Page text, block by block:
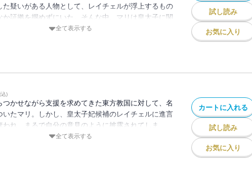
た疑いがある人物として、レイチェルが浮上するもの
か証拠を掴めずにいた。そんな中、マリは皇太子に関
夢を見てしまう。胸のざわめきが収まらぬまま、猛獣
全て表示する
試し読み
お気に入り
込)
つかせながら支援を求めてきた東方教国に対して、名
いたマリ。しかし、皇太子妃候補のレイチェルに進言
われ、まるで自分の意見のように披露されてしま
ところが、マリのサポートに気づいた皇太子が「本当
全て表示する
カートに入れる
試し読み
お気に入り